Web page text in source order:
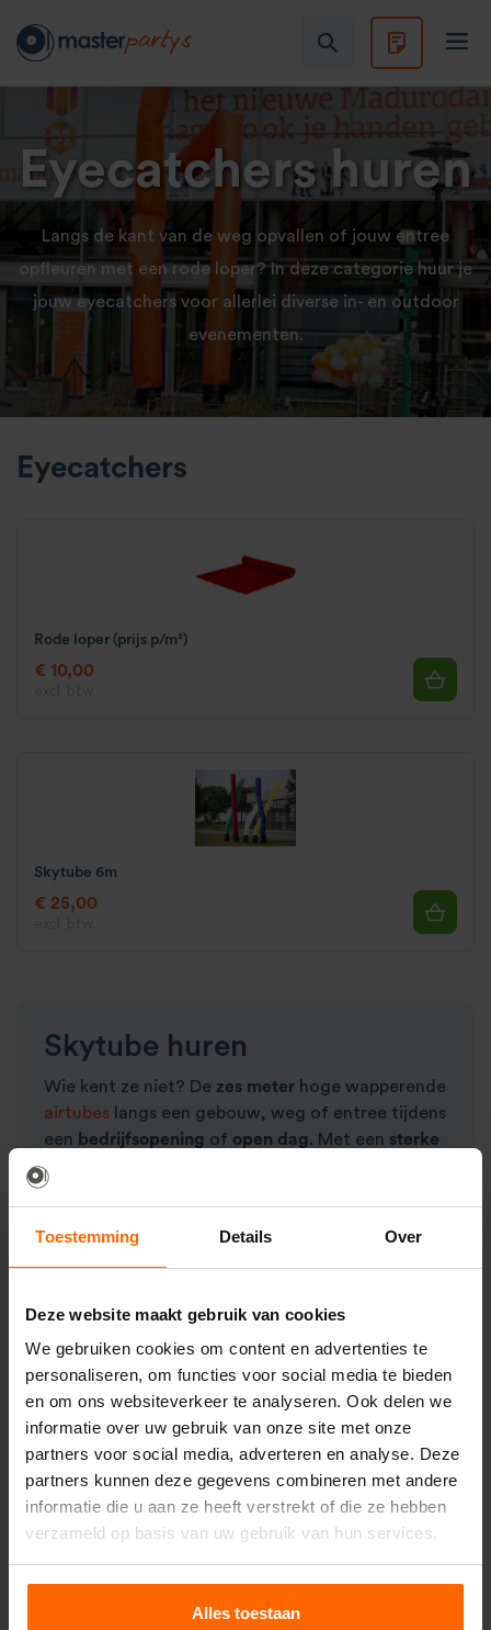
Toestemming Details Over
Deze website maakt gebruik van cookies
We gebruiken cookies om content en advertenties te
personaliseren, om functies voor social media te bieden
en om ons websiteverkeer te analyseren. Ook delen we
informatie over uw gebruik van onze site met onze
partners voor social media, adverteren en analyse. Deze
partners kunnen deze gegevens combineren met andere
informatie die u aan ze heeft verstrekt of die ze hebben
verzameld op basis van uw gebruik van hun services.
Alles toestaan
Eyecatchers huren
Langs de kant van de weg opvallen of jouw entree
opfleuren met een rode loper? In deze categorie huur je
jouw eyecatchers voor allerlei diverse in- en outdoor
evenementen.
Eyecatchers
Rode loper (prijs p/m²)
€ 10,00
Skytube 6m
€ 25,00
Skytube huren
Wie kent ze niet? De zes meter hoge wapperende
airtubes langs een gebouw, weg of entree tijdens
een bedrijfsopening of open dag. Met een sterke
blower
Door de opening aan de bovenzijde maken ze
beschikbaar in de kleurenrood, groen, blauw,
geel en oranje. Voor het beste resultaat adviseren
huren.
Rode loper huren of kopen